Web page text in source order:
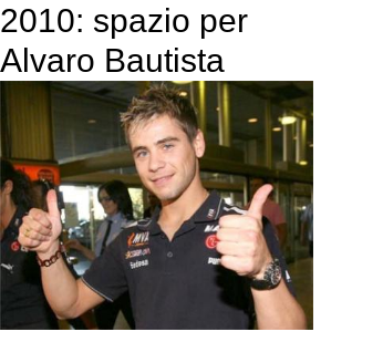
2010: spazio per
Alvaro Bautista